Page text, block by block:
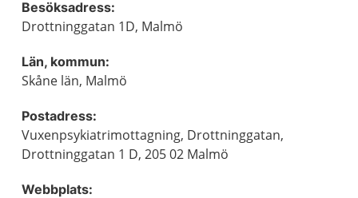
Besöksadress:
Drottninggatan 1D, Malmö
Län, kommun:
Skåne län, Malmö
Postadress:
Vuxenpsykiatrimottagning, Drottninggatan,
Drottninggatan 1 D, 205 02 Malmö
Webbplats: